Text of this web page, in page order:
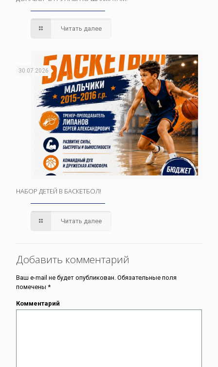
Читать далее
30.07.2026
НАБОР ДЕТЕЙ В БАСКЕТБОЛ!
Читать далее
Добавить комментарий
Ваш e-mail не будет опубликован. Обязательные поля
помечены *
Комментарий